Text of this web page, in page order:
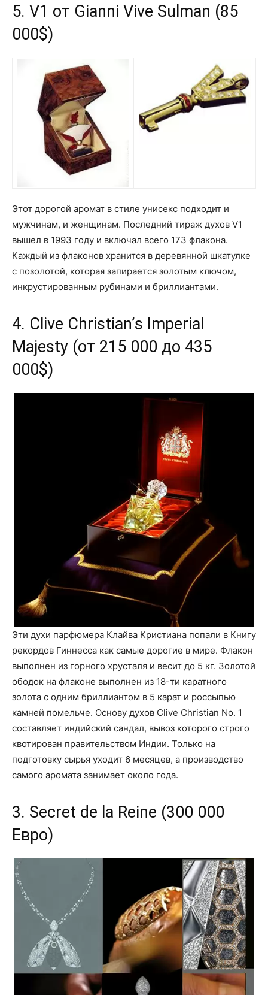
5. V1 от Gianni Vive Sulman (85
000$)
Этот дорогой аромат в стиле унисекс подходит и
мужчинам, и женщинам. Последний тираж духов V1
вышел в 1993 году и включал всего 173 флакона.
Каждый из флаконов хранится в деревянной шкатулке
с позолотой, которая запирается золотым ключом,
инкрустированным рубинами и бриллиантами.
4. Clive Christian’s Imperial
Majesty (от 215 000 до 435
000$)
Эти духи парфюмера Клайва Кристиана попали в Книгу
рекордов Гиннесса как самые дорогие в мире. Флакон
выполнен из горного хрусталя и весит до 5 кг. Золотой
ободок на флаконе выполнен из 18-ти каратного
золота с одним бриллиантом в 5 карат и россыпью
камней помельче. Основу духов Clive Christian No. 1
составляет индийский сандал, вывоз которого строго
квотирован правительством Индии. Только на
подготовку сырья уходит 6 месяцев, а производство
самого аромата занимает около года.
3. Secret de la Reine (300 000
Евро)